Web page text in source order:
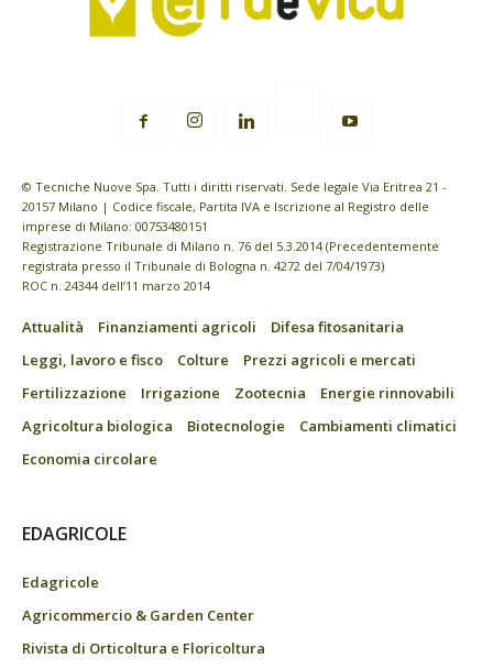
© Tecniche Nuove Spa. Tutti i diritti riservati. Sede legale Via Eritrea 21 -
20157 Milano | Codice fiscale, Partita IVA e Iscrizione al Registro delle
imprese di Milano: 00753480151
Registrazione Tribunale di Milano n. 76 del 5.3.2014 (Precedentemente
registrata presso il Tribunale di Bologna n. 4272 del 7/04/1973)
ROC n. 24344 dell’11 marzo 2014
Attualità Finanziamenti agricoli
Difesa fitosanitaria
Leggi, lavoro e fisco
Colture
Prezzi agricoli e mercati
Fertilizzazione
Irrigazione Zootecnia
Energie rinnovabili
Agricoltura biologica
Biotecnologie
Cambiamenti climatici
Economia circolare
EDAGRICOLE
Edagricole
Agricommercio & Garden Center
Rivista di Orticoltura e Floricoltura